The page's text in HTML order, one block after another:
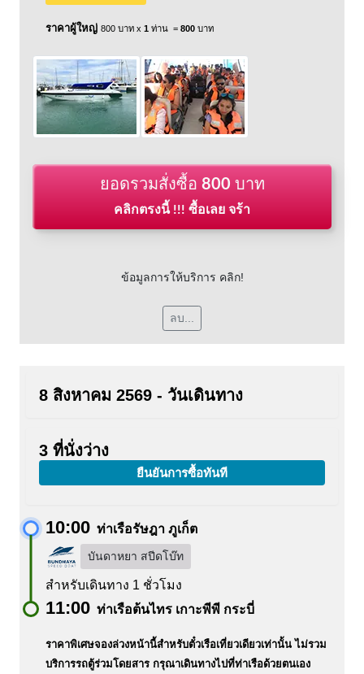
ราคาผู้ใหญ่ 800 บาท x 1 ท่าน = 800 บาท
ยอดรวมสั่งซื้อ 800 บาท
คลิกตรงนี้ !!! ซื้อเลย จร้า
ข้อมูลการให้บริการ คลิก!
ลบ...
8 สิงหาคม 2569 - วันเดินทาง
3 ที่นั่งว่าง
ยืนยันการซื้อทันที
10:00 ท่าเรือรัษฎา ภูเก็ต
บันดาหยา สปีดโบ๊ท
สำหรับเดินทาง 1 ชั่วโมง
11:00 ท่าเรือต้นไทร เกาะพีพี กระบี่
ราคาพิเศษจองล่วงหน้านี้สำหรับตั๋วเรือเที่ยวเดียวเท่านั้น ไม่รวม
บริการรถตู้ร่วมโดยสาร กรุณาเดินทางไปที่ท่าเรือด้วยตนเอง